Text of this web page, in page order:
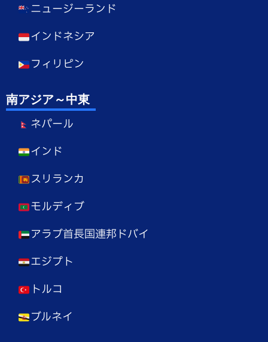
ニュージーランド
インドネシア
フィリピン
南アジア～中東
ネパール
インド
スリランカ
モルディブ
アラブ首長国連邦ドバイ
エジプト
トルコ
ブルネイ